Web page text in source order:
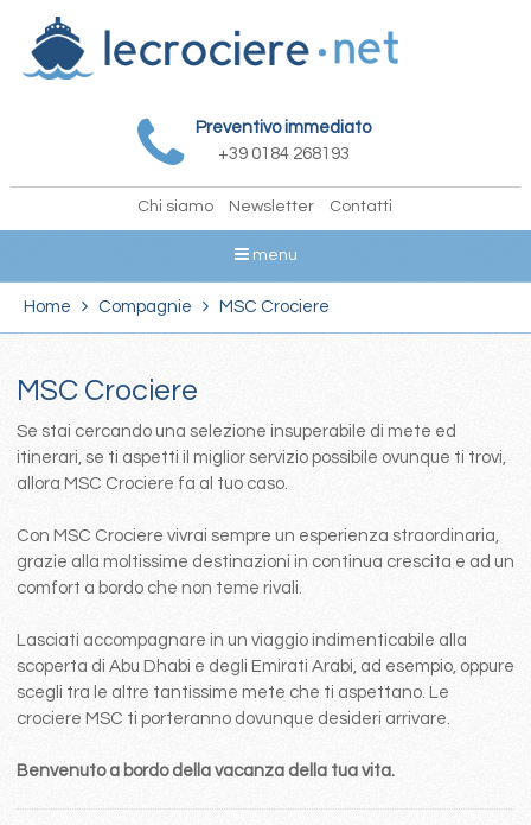
Preventivo immediato
+39 0184 268193
Chi siamo Newsletter Contatti
menu
Home Compagnie MSC Crociere
MSC Crociere
Se stai cercando una selezione insuperabile di mete ed
itinerari, se ti aspetti il miglior servizio possibile ovunque ti trovi,
allora MSC Crociere fa al tuo caso.
Con MSC Crociere vivrai sempre un esperienza straordinaria,
grazie alla moltissime destinazioni in continua crescita e ad un
comfort a bordo che non teme rivali.
Lasciati accompagnare in un viaggio indimenticabile alla
scoperta di Abu Dhabi e degli Emirati Arabi, ad esempio, oppure
scegli tra le altre tantissime mete che ti aspettano. Le
crociere MSC ti porteranno dovunque desideri arrivare.
Benvenuto a bordo della vacanza della tua vita.